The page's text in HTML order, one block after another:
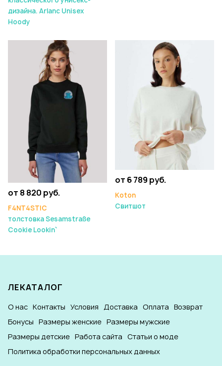
дизайна. Arlanc Unisex
Hoody
от 8 820 руб.
F4NT4STIC
толстовка Sesamstraße
Cookie Lookin`
от 6 789 руб.
Koton
Свитшот
ЛЕКАТАЛОГ
О нас Контакты Условия Доставка Оплата Возврат
Бонусы Размеры женские Размеры мужские
Размеры детские Работа сайта Статьи о моде
Политика обработки персональных данных